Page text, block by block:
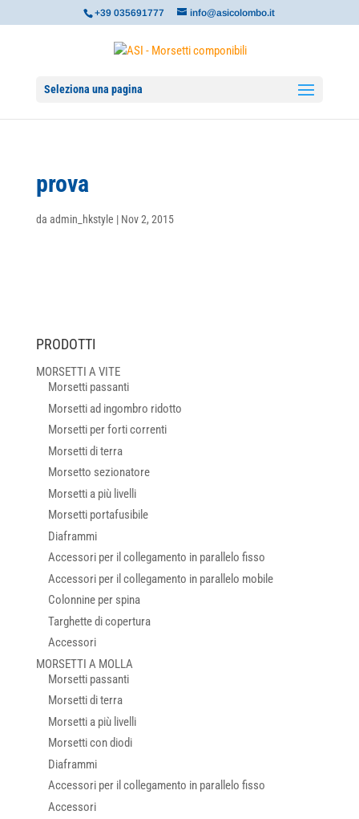
+39 035691777 info@asicolombo.it
Seleziona una pagina
prova
da admin_hkstyle | Nov 2, 2015
PRODOTTI
MORSETTI A VITE
Morsetti passanti
Morsetti ad ingombro ridotto
Morsetti per forti correnti
Morsetti di terra
Morsetto sezionatore
Morsetti a più livelli
Morsetti portafusibile
Diaframmi
Accessori per il collegamento in parallelo fisso
Accessori per il collegamento in parallelo mobile
Colonnine per spina
Targhette di copertura
Accessori
MORSETTI A MOLLA
Morsetti passanti
Morsetti di terra
Morsetti a più livelli
Morsetti con diodi
Diaframmi
Accessori per il collegamento in parallelo fisso
Accessori